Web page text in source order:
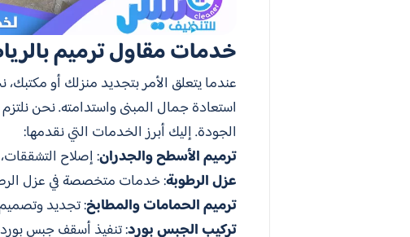
خدمات مقاول ترميم
عندما يتعلق الأمر بتجديد منزلك أو مكتبك،
استعادة جمال المبنى واستدامته. نحن
الجودة. إليك أبرز الخدمات التي نقدمها:
ترميم الأسطح والجدران: إصلاح
عزل الرطوبة: خدمات متخصصة في عزل
ترميم الحمامات والمطابخ: تجديد
تركيب الجبس بورد: تنفيذ أسقف جبس